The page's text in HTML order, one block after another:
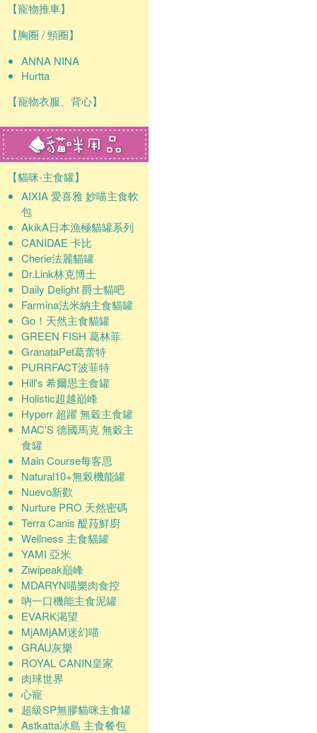
【寵物推車】
【胸圈 / 頸圈】
ANNA NINA
Hurtta
【寵物衣服、背心】
【貓咪-主食罐】
AIXIA 愛喜雅 妙喵主食軟
包
AkikA日本漁極貓罐系列
CANIDAE 卡比
Cherie法麗貓罐
Dr.Link林克博士
Daily Delight 爵士貓吧
Farmina法米納主食貓罐
Go！天然主食貓罐
GREEN FISH 葛林菲
GranataPet葛蕾特
PURRFACT波菲特
Hill's 希爾思主食罐
Holistic超越巔峰
Hyperr 超躍 無穀主食罐
MAC'S 德國馬克 無穀主
食罐
Main Course每客思
Natural10+無榖機能罐
Nuevo新歡
Nurture PRO 天然密碼
Terra Canis 醍菈鮮廚
Wellness 主食貓罐
YAMI 亞米
Ziwipeak巔峰
MDARYN喵樂肉食控
吶一口機能主食泥罐
EVARK渴望
MjAMjAM迷幻喵
GRAU灰樂
ROYAL CANIN皇家
肉球世界
心寵
超級SP無膠貓咪主食罐
Astkatta冰島 主食餐包